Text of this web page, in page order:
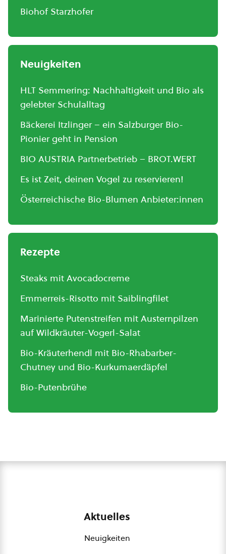
Biohof Starzhofer
Neuigkeiten
HLT Semmering: Nachhaltigkeit und Bio als
gelebter Schulalltag
Bäckerei Itzlinger – ein Salzburger Bio-
Pionier geht in Pension
BIO AUSTRIA Partnerbetrieb – BROT.WERT
Es ist Zeit, deinen Vogel zu reservieren!
Österreichische Bio-Blumen Anbieter:innen
Rezepte
Steaks mit Avocadocreme
Emmerreis-Risotto mit Saiblingfilet
Marinierte Putenstreifen mit Austernpilzen
auf Wildkräuter-Vogerl-Salat
Bio-Kräuterhendl mit Bio-Rhabarber-
Chutney und Bio-Kurkumaerdäpfel
Bio-Putenbrühe
Aktuelles
Neuigkeiten